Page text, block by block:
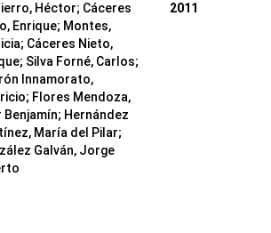
Héctor; Cáceres
Enrique; Montes,
; Cáceres Nieto,
; Silva Forné, Carlos;
Innamorato,
; Flores Mendoza,
Benjamín; Hernández
María del Pilar;
Galván, Jorge
2011